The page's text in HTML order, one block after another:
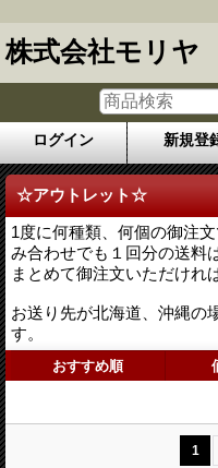
株式会社モリヤ
ログイン 新規登
☆アウトレット☆
1度に何種類、何個の御注
み合わせでも１回分の送料
まとめて御注文いただけれ
お送り先が北海道、沖縄の
す。
おすすめ順
1